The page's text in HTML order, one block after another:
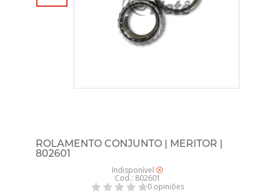
ROLAMENTO CONJUNTO | MERITOR |
802601
Indisponível
Cod.: 802601
0 opiniões